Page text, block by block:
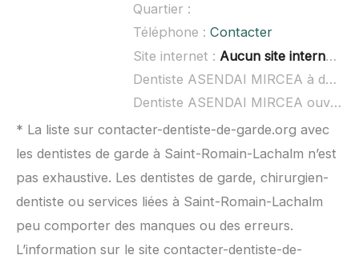
Quartier :
Téléphone : Contacter
Site internet : Aucun site internet connu
Dentiste ASENDAI MIRCEA à domicile :
Dentiste ASENDAI MIRCEA ouvert dimanche :
* La liste sur contacter-dentiste-de-garde.org avec
les dentistes de garde à Saint-Romain-Lachalm n’est
pas exhaustive. Les dentistes de garde, chirurgien-
dentiste ou services liées à Saint-Romain-Lachalm
peu comporter des manques ou des erreurs.
L’information sur le site contacter-dentiste-de-